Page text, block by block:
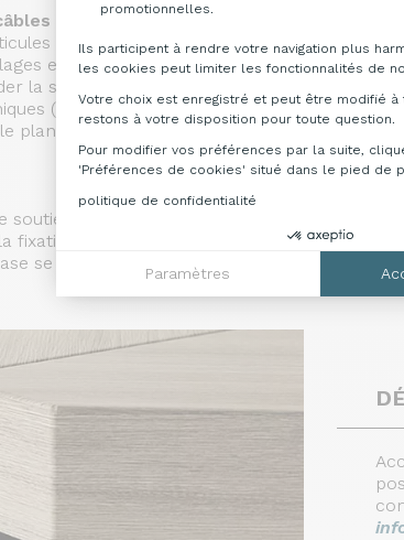
promotionnelles.
Ils participent à rendre votre navigation plus
les cookies peut limiter les fonctionnalités de
Votre choix est enregistré et peut être modifié à
restons à votre disposition pour toute question.
Pour modifier vos préférences par la suite,
'Préférences de cookies' situé dans le pied de
politique de confidentialité
Paramètres
de bois d’épaisseur de 18 mm , anobli
et des éventuelles options techniques
la structure, réalisé en particules de bois
(prises schuko, prise phonie et données)
plan de travail à l’aide du top-access, ou
en tubulaire de section 50x20mm
des vis des plateaux.
se fait par à l’aide de jointoyages